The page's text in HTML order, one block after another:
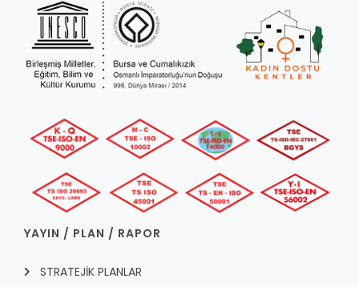
YAYIN / PLAN / RAPOR
STRATEJİK PLANLAR